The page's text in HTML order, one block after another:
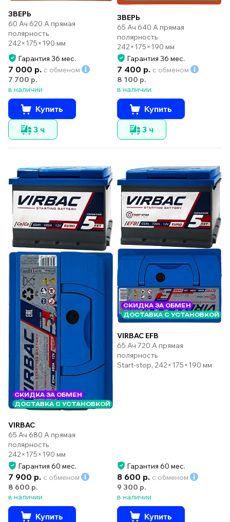
ЗВЕРЬ
60 Ач 620 А прямая
полярность
242×175×190 мм
Гарантия 36 мес.
7 000 р. с обменом
7 700 р.
в наличии
Купить
3 ч
ЗВЕРЬ
65 Ач 640 А прямая
полярность
242×175×190 мм
Гарантия 36 мес.
7 400 р. с обменом
8 100 р.
в наличии
Купить
3 ч
СКИДКА ЗА ОБМЕН
ДОСТАВКА С УСТАНОВКОЙ
VIRBAC
65 Ач 680 А прямая
полярность
242×175×190 мм
Гарантия 60 мес.
7 900 р. с обменом
8 600 р.
в наличии
Купить
СКИДКА ЗА ОБМЕН
ДОСТАВКА С УСТАНОВКОЙ
VIRBAC EFB
65 Ач 720 А прямая
полярность
Start-stop, 242×175×190 мм
Гарантия 60 мес.
8 600 р. с обменом
9 300 р.
в наличии
Купить